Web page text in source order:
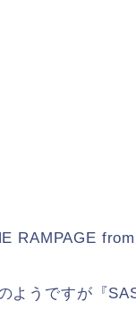
RAMPAGE
ようですが『